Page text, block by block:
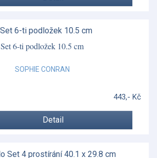
Set 6-ti podložek 10.5 cm
SOPHIE CONRAN
443,- Kč
Detail